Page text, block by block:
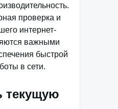
проверка и
интернет-
важными
быстрой
в сети.
текущую